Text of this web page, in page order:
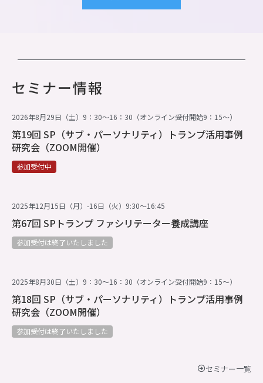
セミナー情報
2026年8月29日（土）9：30～16：30（オンライン受付開始9：15～）
第19回 SP（サブ・パーソナリティ）トランプ活用事例
研究会（ZOOM開催）
参加受付中
2025年12月15日（月）-16日（火）9:30～16:45
第67回 SPトランプ ファシリテーター養成講座
参加受付は終了いたしました
2025年8月30日（土）9：30～16：30（オンライン受付開始9：15～）
第18回 SP（サブ・パーソナリティ）トランプ活用事例
研究会（ZOOM開催）
参加受付は終了いたしました
セミナー一覧